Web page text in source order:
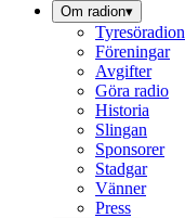
Om radion▾
Tyresöradion
Föreningar
Avgifter
Göra radio
Historia
Slingan
Sponsorer
Stadgar
Vänner
Press